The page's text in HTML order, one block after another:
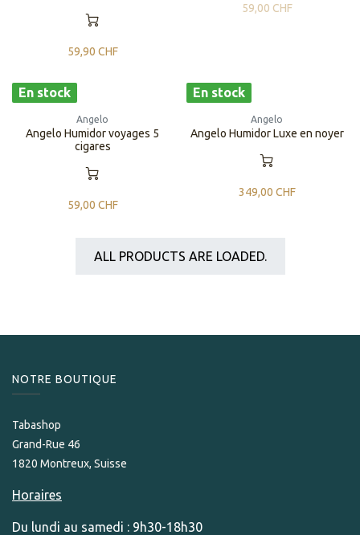
59,90 CHF
59,00 CHF
En stock
Angelo
Angelo Humidor voyages 5
cigares
59,00 CHF
En stock
Angelo
​Angelo Humidor Luxe en noyer
349,00 CHF
ALL PRODUCTS ARE LOADED.
NOTRE BOUTIQUE
Tabashop
Grand-Rue 46
1820 Montreux, Suisse
Horaires
Du lundi au samedi : 9h30-18h30